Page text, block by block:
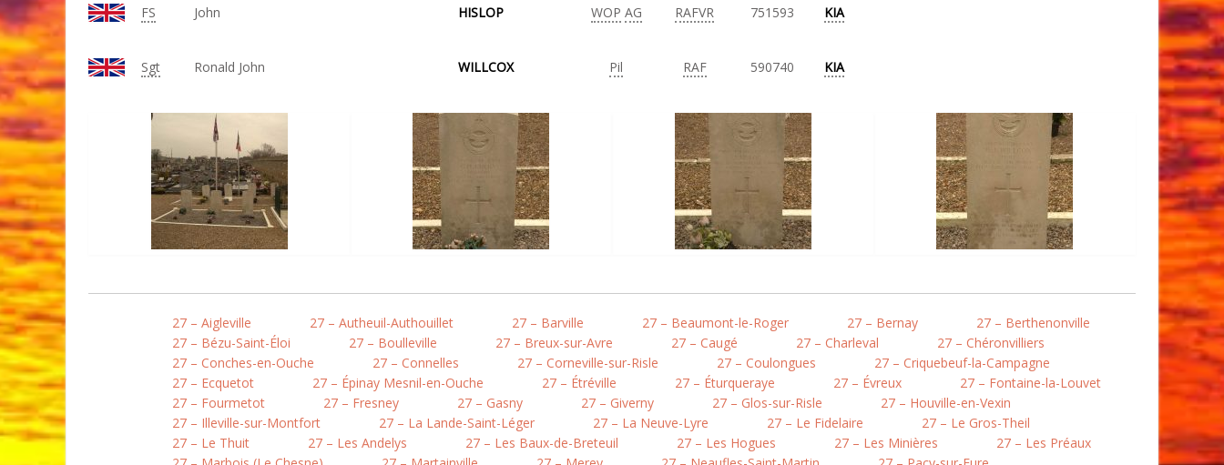
FS John HISLOP WOP AG RAFVR 751593 KIA
Sgt Ronald John WILLCOX Pil RAF 590740 KIA
27 – Aigleville 27 – Autheuil-Authouillet 27 – Barville 27 – Beaumont-le-Roger 27 – Bernay
27 – Berthenonville
27 – Bézu-Saint-Éloi
27 – Boulleville 27 – Breux-sur-Avre 27 – Caugé 27 – Charleval
27 – Chéronvilliers
27 – Conches-en-Ouche
27 – Connelles 27 – Corneville-sur-Risle 27 – Coulongues
27 – Criquebeuf-la-Campagne
27 – Ecquetot
27 – Épinay Mesnil-en-Ouche 27 – Étréville 27 – Éturqueraye 27 – Évreux
27 – Fontaine-la-Louvet
27 – Fourmetot
27 – Fresney 27 – Gasny 27 – Giverny 27 – Glos-sur-Risle
27 – Houville-en-Vexin
27 – Illeville-sur-Montfort
27 – La Lande-Saint-Léger 27 – La Neuve-Lyre 27 – Le Fidelaire
27 – Le Gros-Theil
27 – Le Thuit
27 – Les Andelys 27 – Les Baux-de-Breteuil 27 – Les Hogues 27 – Les Minières
27 – Les Préaux